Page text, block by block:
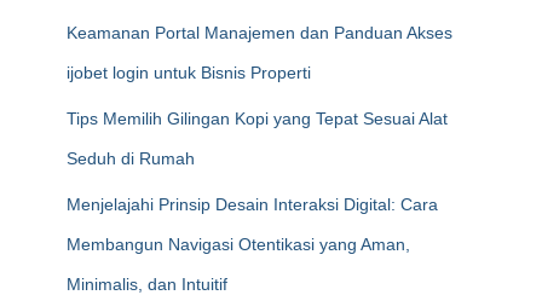
Keamanan Portal Manajemen dan Panduan Akses
ijobet login untuk Bisnis Properti
Tips Memilih Gilingan Kopi yang Tepat Sesuai Alat
Seduh di Rumah
Menjelajahi Prinsip Desain Interaksi Digital: Cara
Membangun Navigasi Otentikasi yang Aman,
Minimalis, dan Intuitif